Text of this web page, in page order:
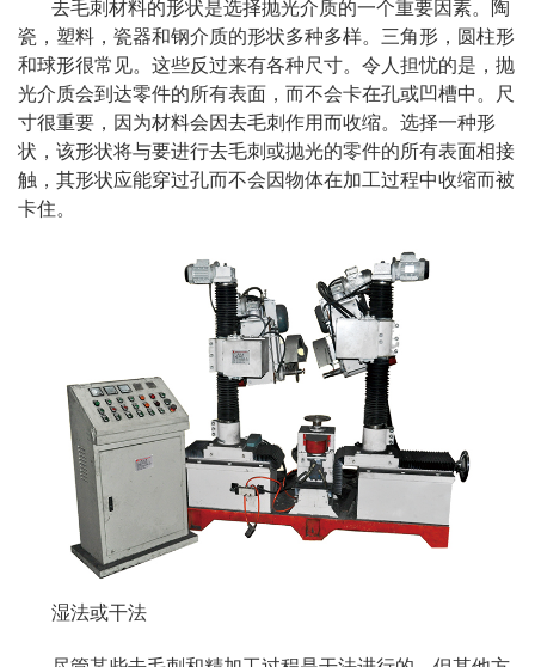
去毛刺材料的形状是选择抛光介质的一个重要因素。陶
瓷，塑料，瓷器和钢介质的形状多种多样。三角形，圆柱形
和球形很常见。这些反过来有各种尺寸。令人担忧的是，抛
光介质会到达零件的所有表面，而不会卡在孔或凹槽中。尺
寸很重要，因为材料会因去毛刺作用而收缩。选择一种形
状，该形状将与要进行去毛刺或抛光的零件的所有表面相接
触，其形状应能穿过孔而不会因物体在加工过程中收缩而被
卡住。
湿法或干法